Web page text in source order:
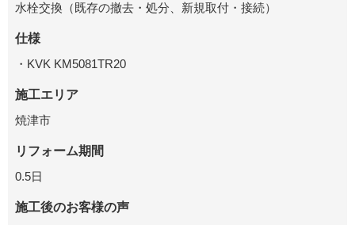
水栓交換（既存の撤去・処分、新規取付・接続）
仕様
・KVK KM5081TR20
施工エリア
焼津市
リフォーム期間
0.5日
施工後のお客様の声